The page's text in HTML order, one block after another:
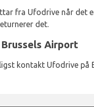
fra Ufodrive når det
det.
Airport
kontakt Ufodrive på